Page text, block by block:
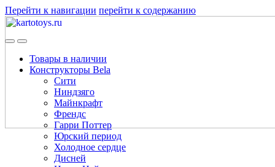
Перейти к навигации перейти к содержанию
Товары в наличии
Конструкторы Bela
Сити
Ниндзяго
Майнкрафт
Френдс
Гарри Поттер
Юрский период
Холодное сердце
Дисней